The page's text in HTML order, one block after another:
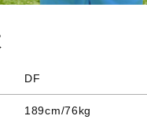
DF
189cm/76kg